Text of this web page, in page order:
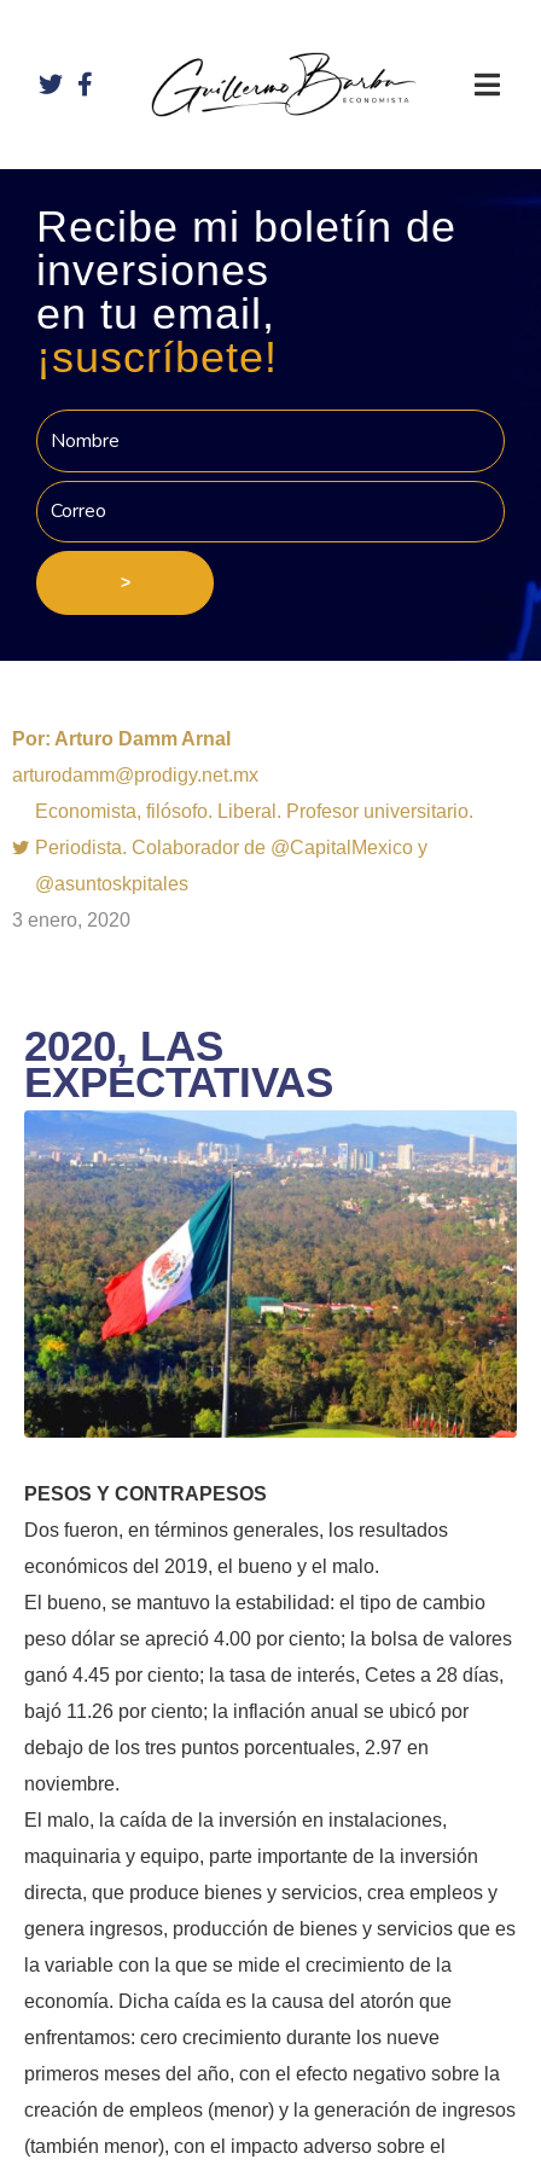
Recibe mi boletín de
inversiones
en tu email,
¡suscríbete!
>
Por: Arturo Damm Arnal
arturodamm@prodigy.net.mx
Economista, filósofo. Liberal. Profesor universitario.
Periodista. Colaborador de @CapitalMexico y
@asuntoskpitales
3 enero, 2020
2020, LAS
EXPECTATIVAS
PESOS Y CONTRAPESOS
Dos fueron, en términos generales, los resultados
económicos del 2019, el bueno y el malo.
El bueno, se mantuvo la estabilidad: el tipo de cambio
peso dólar se apreció 4.00 por ciento; la bolsa de valores
ganó 4.45 por ciento; la tasa de interés, Cetes a 28 días,
bajó 11.26 por ciento; la inflación anual se ubicó por
debajo de los tres puntos porcentuales, 2.97 en
noviembre.
El malo, la caída de la inversión en instalaciones,
maquinaria y equipo, parte importante de la inversión
directa, que produce bienes y servicios, crea empleos y
genera ingresos, producción de bienes y servicios que es
la variable con la que se mide el crecimiento de la
economía. Dicha caída es la causa del atorón que
enfrentamos: cero crecimiento durante los nueve
primeros meses del año, con el efecto negativo sobre la
creación de empleos (menor) y la generación de ingresos
(también menor), con el impacto adverso sobre el